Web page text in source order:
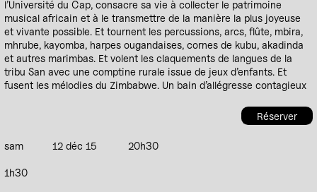
l’Université du Cap, consacre sa vie à collecter le patrimoine
musical africain et à le transmettre de la manière la plus joyeuse
et vivante possible. Et tournent les percussions, arcs, flûte, mbira,
mhrube, kayomba, harpes ougandaises, cornes de kubu, akadinda
et autres marimbas. Et volent les claquements de langues de la
tribu San avec une comptine rurale issue de jeux d’enfants. Et
fusent les mélodies du Zimbabwe. Un bain d’allégresse contagieux
Réserver
sam 12 déc 15 20h30
1h30